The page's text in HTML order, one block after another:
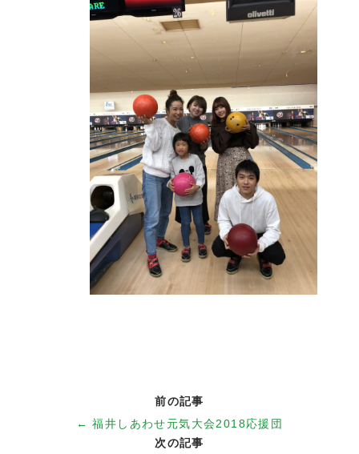
ホーム
約款
前の記事
← 福井しあわせ元気大会2018応援団
次の記事